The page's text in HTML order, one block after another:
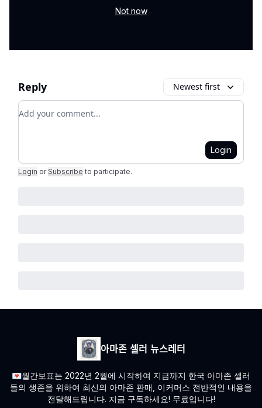
Not now
Reply Newest first
Add your comment
Login
Login or Subscribe to participate.
아마존 셀러 뉴스레터
💌월간보표는 2022년 2월에 시작하여 지금까지 한국 아마존 셀러
들의 생존을 위하여 최신의 아마존 판매, 이커머스 전반적인 내용을
전달해드립니다. 지금 구독하세요! 무료입니다!